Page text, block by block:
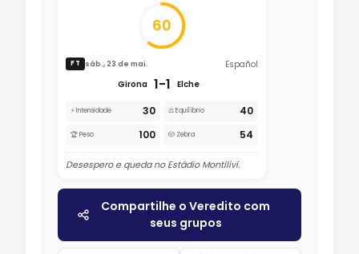
60
FT sáb., 23 de mai.
Español
Girona 1-1 Elche
⚡ Intensidade 30 ⚖️ Equilíbrio 40
🏆 Peso 100 🎲 Zebra 54
Desespero e queda no Estádio Montilivi.
Compartilhe o Veredito com
seus grupos